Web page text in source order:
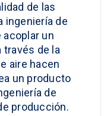
de las
ingeniería de
acoplar un
través de la
aire hacen
un producto
de
producción.